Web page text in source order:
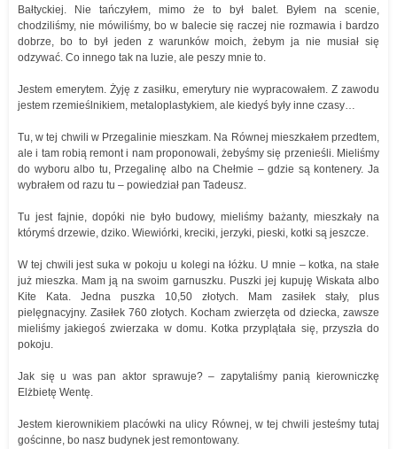
Bałtyckiej. Nie tańczyłem, mimo że to był balet. Byłem na scenie,
chodziliśmy, nie mówiliśmy, bo w balecie się raczej nie rozmawia i bardzo
dobrze, bo to był jeden z warunków moich, żebym ja nie musiał się
odzywać. Co innego tak na luzie, ale peszy mnie to.
Jestem emerytem. Żyję z zasiłku, emerytury nie wypracowałem. Z zawodu
jestem rzemieślnikiem, metaloplastykiem, ale kiedyś były inne czasy…
Tu, w tej chwili w Przegalinie mieszkam. Na Równej mieszkałem przedtem,
ale i tam robią remont i nam proponowali, żebyśmy się przenieśli. Mieliśmy
do wyboru albo tu, Przegalinę albo na Chełmie – gdzie są kontenery. Ja
wybrałem od razu tu – powiedział pan Tadeusz.
Tu jest fajnie, dopóki nie było budowy, mieliśmy bażanty, mieszkały na
którymś drzewie, dziko. Wiewiórki, kreciki, jerzyki, pieski, kotki są jeszcze.
W tej chwili jest suka w pokoju u kolegi na łóżku. U mnie – kotka, na stałe
już mieszka. Mam ją na swoim garnuszku. Puszki jej kupuję Wiskata albo
Kite Kata. Jedna puszka 10,50 złotych. Mam zasiłek stały, plus
pielęgnacyjny. Zasiłek 760 złotych. Kocham zwierzęta od dziecka, zawsze
mieliśmy jakiegoś zwierzaka w domu. Kotka przyplątała się, przyszła do
pokoju.
Jak się u was pan aktor sprawuje? – zapytaliśmy panią kierowniczkę
Elżbietę Wentę.
Jestem kierownikiem placówki na ulicy Równej, w tej chwili jesteśmy tutaj
gościnne, bo nasz budynek jest remontowany.